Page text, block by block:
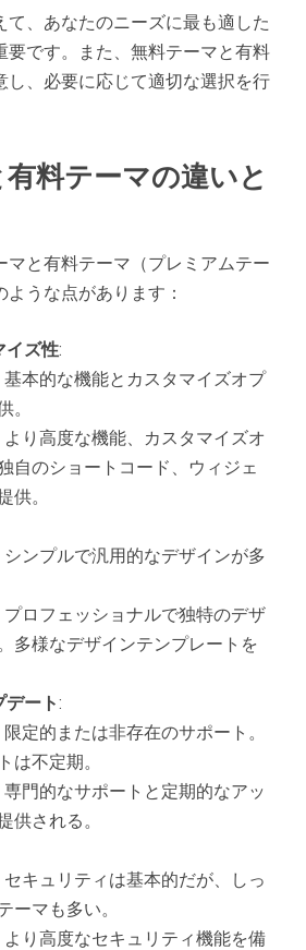
て、あなたのニーズに最も適した
要です。また、無料テーマと有料
し、必要に応じて適切な選択を行
料テーマの違いと
マと有料テーマ（プレミアムテー
うな点があります：
イズ性:
基本的な機能とカスタマイズオプ
。
より高度な機能、カスタマイズオ
自のショートコード、ウィジェ
供。
シンプルで汎用的なデザインが多
プロフェッショナルで独特のデザ
多様なデザインテンプレートを
ート:
限定的または非存在のサポート。
は不定期。
専門的なサポートと定期的なアッ
供される。
セキュリティは基本的だが、しっ
ーマも多い。
より高度なセキュリティ機能を備